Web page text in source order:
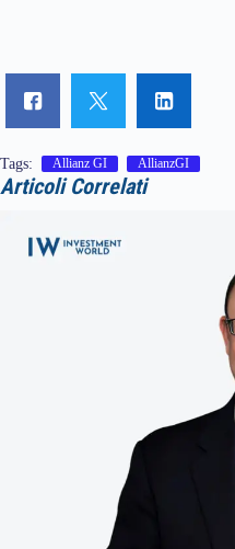
Tags: Allianz GI AllianzGI
Articoli Correlati